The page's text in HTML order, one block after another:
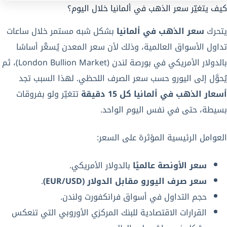
كيف يتغيّر سعر الذهب في ألمانيا خلال اليوم؟
يتحرك سعر الذهب في ألمانيا بشكل شبه مستمر خلال ساعات
تداول الأسواق العالمية، وذلك لأن سعر المعدن يُسعَّر أساسًا
بالدولار الأمريكي في بورصة لندن (London Bullion Market)، ثم
يُحوَّل إلى اليورو حسب سعر الصرف اللحظي. لهذا السبب تجد
أسعار الذهب في ألمانيا كل 15 دقيقة
تتغيّر ولو بفروقات
بسيطة، حتى في نفس اليوم الواحد.
العوامل الرئيسية المؤثرة على السعر:
سعر الأونصة عالميًا بالدولار الأمريكي.
سعر صرف اليورو مقابل الدولار (EUR/USD)
.
حجم التداول في أسواق فرانكفورت ولندن.
القرارات الاقتصادية للبنك المركزي الأوروبي التي تنعكس